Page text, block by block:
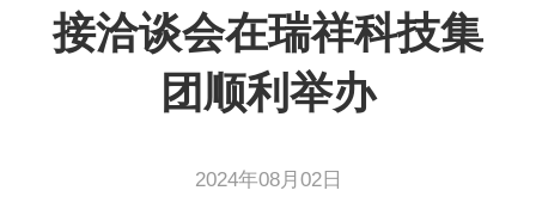
接洽谈会在瑞祥科技集
团顺利举办
2024年08月02日